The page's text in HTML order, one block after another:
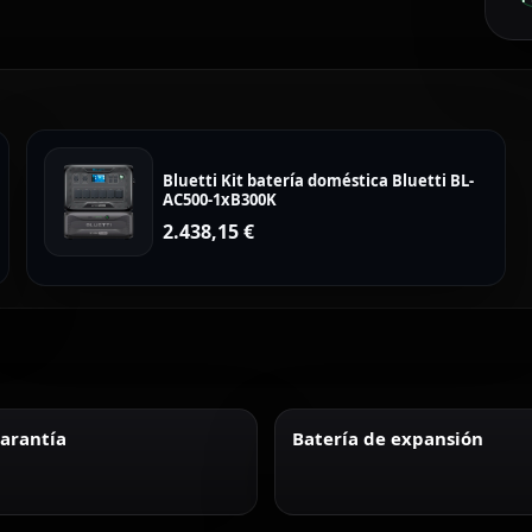
Bluetti Kit batería doméstica Bluetti BL-
AC500-1xB300K
2.438,15€
Batería de expansión